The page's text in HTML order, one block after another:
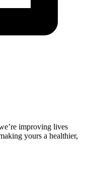
improving lives
yours a healthier,